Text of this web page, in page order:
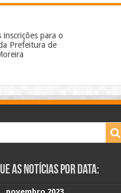
inscrições para o
Prefeitura de
as Notícias Por Data: